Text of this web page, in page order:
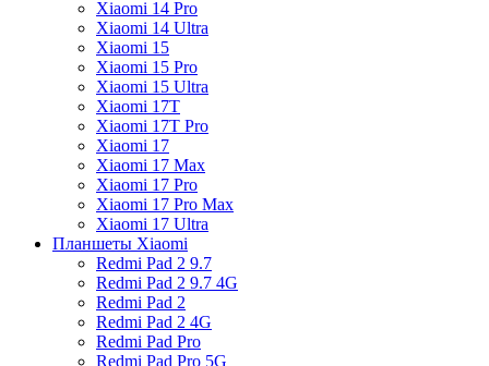
Xiaomi 14 Pro
Xiaomi 14 Ultra
Xiaomi 15
Xiaomi 15 Pro
Xiaomi 15 Ultra
Xiaomi 17T
Xiaomi 17T Pro
Xiaomi 17
Xiaomi 17 Max
Xiaomi 17 Pro
Xiaomi 17 Pro Max
Xiaomi 17 Ultra
Планшеты Xiaomi
Redmi Pad 2 9.7
Redmi Pad 2 9.7 4G
Redmi Pad 2
Redmi Pad 2 4G
Redmi Pad Pro
Redmi Pad Pro 5G